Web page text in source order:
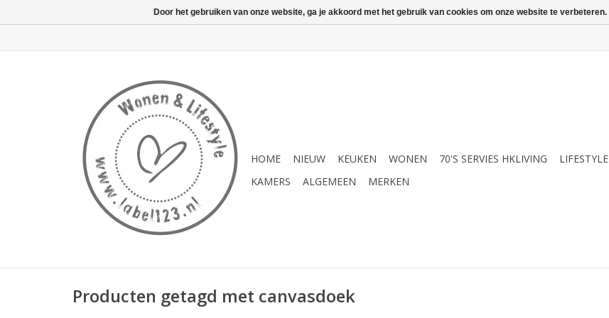
HOME NIEUW KEUKEN WONEN 70'S SERVIES HKLIVING LIFESTYLE
KAMERS
ALGEMEEN MERKEN
Producten getagd met canvasdoek
Door het gebruiken van onze website, ga je akkoord met het gebruik van cookies om onze website te verbeteren.